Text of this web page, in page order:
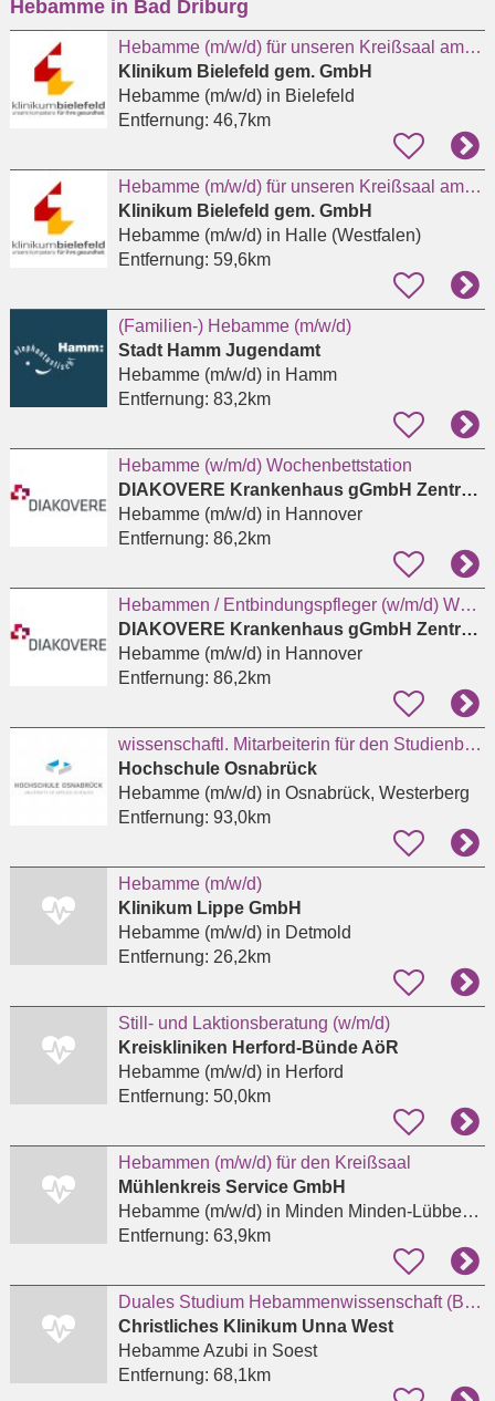
eingeben
Hebamme in Bad Driburg
Hebamme (m/w/d) für unseren Kreißsaal am Standort Mitte
Klinikum Bielefeld gem. GmbH
Hebamme (m/w/d)in Bielefeld
Entfernung: 46,7km
Hebamme (m/w/d) für unseren Kreißsaal am Standort Halle (Westf.)
Klinikum Bielefeld gem. GmbH
Hebamme (m/w/d)in Halle (Westfalen)
Entfernung: 59,6km
(Familien-) Hebamme (m/w/d)
Stadt Hamm Jugendamt
Hebamme (m/w/d)in Hamm
Entfernung: 83,2km
Hebamme (w/m/d) Wochenbettstation
DIAKOVERE Krankenhaus gGmbH Zentrallabor
Hebamme (m/w/d)in Hannover
Entfernung: 86,2km
Hebammen / Entbindungspfleger (w/m/d) Wochenbettstation
DIAKOVERE Krankenhaus gGmbH Zentrallabor
Hebamme (m/w/d)in Hannover
Entfernung: 86,2km
wissenschaftl. Mitarbeiterin für den Studienbereich Hebammenwissenschaft
Hochschule Osnabrück
Hebamme (m/w/d)in Osnabrück, Westerberg
Entfernung: 93,0km
Hebamme (m/w/d)
Klinikum Lippe GmbH
Hebamme (m/w/d)in Detmold
Entfernung: 26,2km
Still- und Laktionsberatung (w/m/d)
Kreiskliniken Herford-Bünde AöR
Hebamme (m/w/d)in Herford
Entfernung: 50,0km
Hebammen (m/w/d) für den Kreißsaal
Mühlenkreis Service GmbH
Hebamme (m/w/d)in Minden Minden-Lübbecke
Entfernung: 63,9km
Duales Studium Hebammenwissenschaft (B.Sc.) Sommersemester 2027
Christliches Klinikum Unna West
Hebamme Azubi in Soest
Entfernung: 68,1km